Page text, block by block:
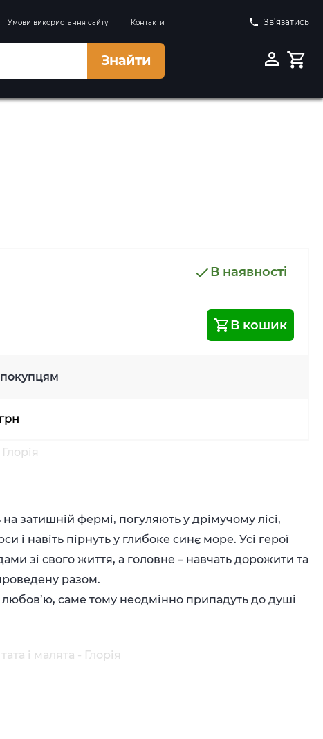
Умови використання сайту Контакти Зв’язатись
Знайти
В наявності
В кошик
затишній фермі, погуляють у дрімучому лісі,
і навіть пірнуть у глибоке синє море. Усі герої
зі свого життя, а головне – навчать дорожити та
разом.
любов’ю, саме тому неодмінно припадуть до душі
і малята - Глорія